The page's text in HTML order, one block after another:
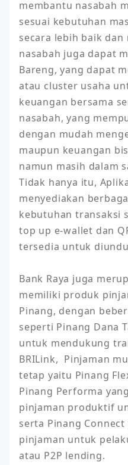
membantu nasabah
sesuai kebutuhan
secara lebih baik
nasabah juga dapat
Bareng, yang dapat
atau cluster usaha
keuangan bersama
nasabah, yang
dengan mudah
maupun keuangan
namun masih dalam
Tidak hanya itu,
menyediakan
kebutuhan transaksi
top up e-wallet dan
tersedia untuk
Bank Raya juga
memiliki produk
Pinang, dengan
seperti Pinang Dana
untuk mendukung
BRILink,  Pinjaman
tetap yaitu Pinang
Pinang Performa
pinjaman produktif
serta Pinang
pinjaman untuk
atau P2P lending.